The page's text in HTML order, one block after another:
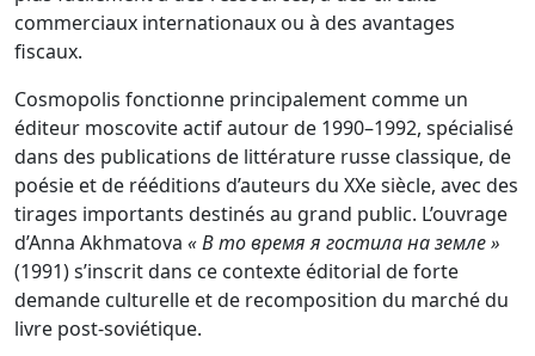
commerciaux internationaux ou à des avantages
fiscaux.
Cosmopolis fonctionne principalement comme un
éditeur moscovite actif autour de 1990–1992, spécialisé
dans des publications de littérature russe classique, de
poésie et de rééditions d’auteurs du XXe siècle, avec des
tirages importants destinés au grand public. L’ouvrage
d’Anna Akhmatova « В то время я гостила на земле »
(1991) s’inscrit dans ce contexte éditorial de forte
demande culturelle et de recomposition du marché du
livre post-soviétique.